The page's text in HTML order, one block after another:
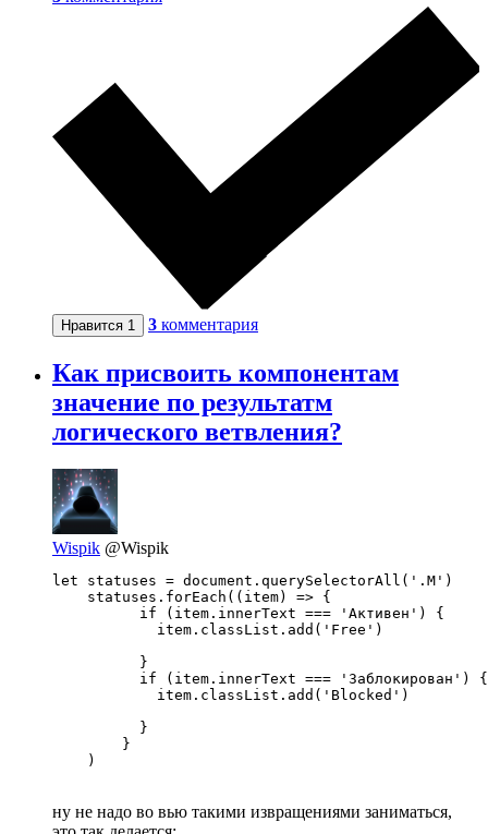
Нравится 1 3 комментария
Как присвоить компонентам
значение по результатм
логического ветвления?
Wispik @Wispik
let statuses = document.querySelectorAll('.M')
    statuses.forEach((item) => {
          if (item.innerText === 'Активен') {
            item.classList.add('Free')
          }
          if (item.innerText === 'Заблокирован') {
            item.classList.add('Blocked')
          }
        }
    )
ну не надо во вью такими извращениями заниматься,